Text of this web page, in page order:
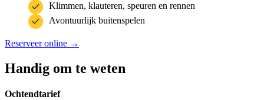
Klimmen, klauteren, speuren en rennen
Avontuurlijk buitenspelen
Reserveer online →
Handig om te weten
Ochtendtarief